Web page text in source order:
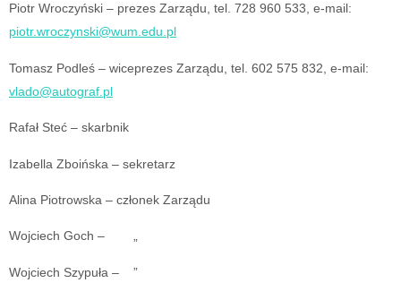
Piotr Wroczyński – prezes Zarządu, tel. 728 960 533, e-mail:
piotr.wroczynski@wum.edu.pl
Tomasz Podleś – wiceprezes Zarządu, tel. 602 575 832, e-mail:
vlado@autograf.pl
Rafał Steć – skarbnik
Izabella Zboińska – sekretarz
Alina Piotrowska – członek Zarządu
Wojciech Goch – „
Wojciech Szypuła – ”